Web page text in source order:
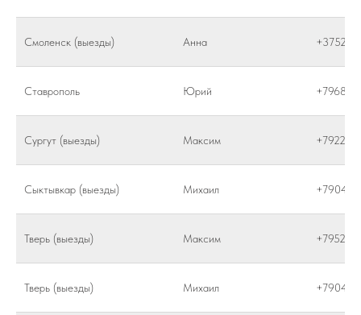
Смоленск (выезды) Анна
Ставрополь Юрий
Сургут (выезды) Максим
Сыктывкар (выезды) Михаил
Тверь (выезды) Максим
Тверь (выезды) Михаил